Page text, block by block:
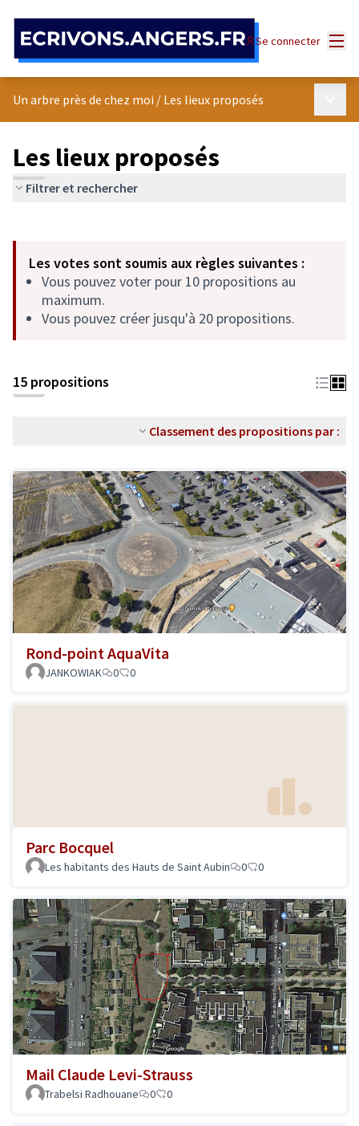
Se connecter
Un arbre près de chez moi / Les lieux proposés
Les lieux proposés
Filtrer et rechercher
−
Les votes sont soumis aux règles suivantes :
Vous pouvez voter pour 10 propositions au
maximum.
Vous pouvez créer jusqu'à 20 propositions.
15 propositions
Classement des propositions par :
Rond-point AquaVita
JANKOWIAK 0 0
Parc Bocquel
Les habitants des Hauts de Saint Aubin 0 0
Mail Claude Levi-Strauss
Trabelsi Radhouane 0 0